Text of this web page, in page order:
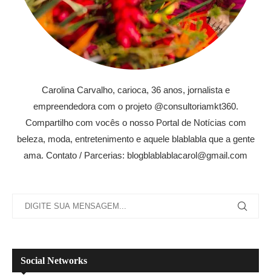
Carolina Carvalho, carioca, 36 anos, jornalista e
empreendedora com o projeto @consultoriamkt360.
Compartilho com vocês o nosso Portal de Notícias com
beleza, moda, entretenimento e aquele blablabla que a gente
ama. Contato / Parcerias: blogblablablacarol@gmail.com
Social Networks